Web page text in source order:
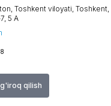
qilish
Toshkent viloyati,Toshkent,
, 5 А